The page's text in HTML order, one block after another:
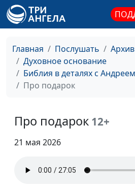
Главная Послушать
Духовное основание
Библия в деталях с
Про подарок
Про подарок 12+
21 мая 2026
Дружба с миром
Как не поддаться
влиянию лжеучителей
Как получить
Любовь Христа